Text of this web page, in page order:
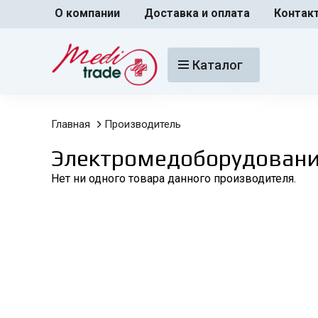
О компании Доставка и оплата
Каталог
Главная Производитель
Нет ни одного товара данного производителя.